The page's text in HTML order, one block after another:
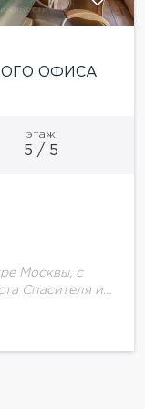
ОФИСА
этаж
5 / 5
Москвы, с
Спасителя и